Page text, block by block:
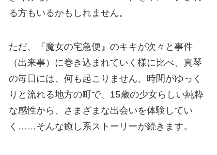
る方もいるかもしれません。
ただ、『魔女の宅急便』のキキが次々と事件
（出来事）に巻き込まれていく様に比べ、真琴
の毎日には、何も起こりません。時間がゆっく
りと流れる地方の町で、15歳の少女らしい純粋
な感性から、さまざまな出会いを体験してい
く……そんな癒し系ストーリーが続きます。